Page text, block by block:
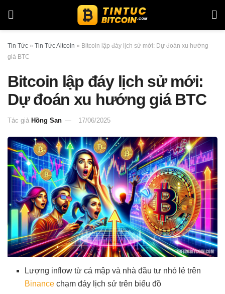
Tin Tức » Tin Tức Altcoin » Bitcoin lập đáy lịch sử mới: Dự đoán xu hướng
giá BTC
Bitcoin lập đáy lịch sử mới:
Dự đoán xu hướng giá BTC
Tác giả Hồng San 17/06/2025
Lượng inflow từ cá mập và nhà đầu tư nhỏ lẻ trên
Binance chạm đáy lịch sử trên biểu đồ